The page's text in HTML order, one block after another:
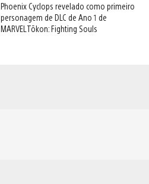
Phoenix Cyclops revelado como primeiro
personagem de DLC de Ano 1 de
MARVEL Tōkon: Fighting Souls